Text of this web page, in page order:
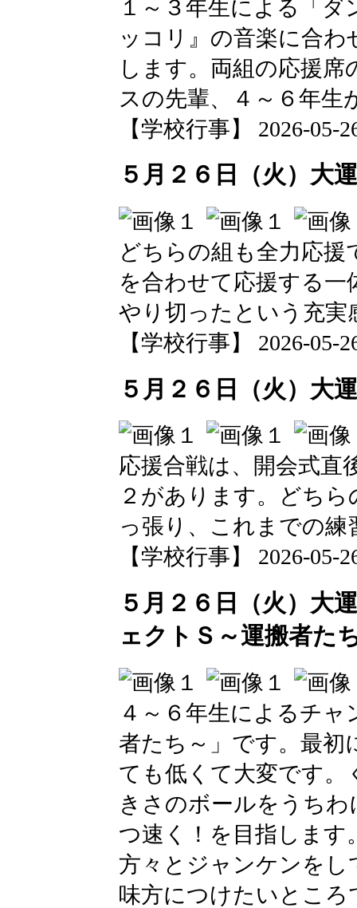
１～３年生による「
ッコリ』の音楽に合
します。両組の応援
スの先輩、４～６年生
【学校行事】 2026-05-
５月２６日（火）大
どちらの組も全力応
を合わせて応援する
やり切ったという充実
【学校行事】 2026-05-
５月２６日（火）大
応援合戦は、開会式直
２があります。どち
っ張り、これまでの
【学校行事】 2026-05-
５月２６日（火）大
ェクトＳ～運搬者た
４～６年生によるチ
者たち～」です。最初
ても低くて大変です
きさのボールをうち
つ速く！を目指します
方々とジャンケンを
味方につけたいとこ